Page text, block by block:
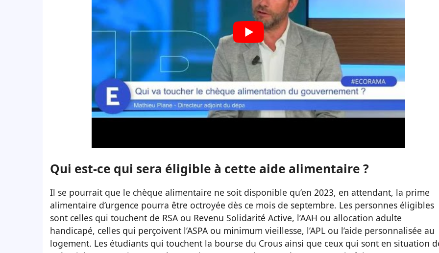
Qui est-ce qui sera éligible à cette aide alimentaire ?
Il se pourrait que le chèque alimentaire ne soit disponible qu’en 2023, en attendant, la prime
alimentaire d’urgence pourra être octroyée dès ce mois de septembre. Les personnes éligibles
sont celles qui touchent de RSA ou Revenu Solidarité Active, l’AAH ou allocation adulte
handicapé, celles qui perçoivent l’ASPA ou minimum vieillesse, l’APL ou l’aide personnalisée au
logement. Les étudiants qui touchent la bourse du Crous ainsi que ceux qui sont en situation